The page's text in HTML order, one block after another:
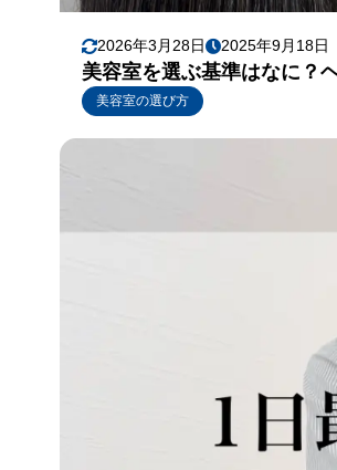
2026年3月28日 2025年9月18日
美容室を選ぶ基準はなに？
美容室の選び方